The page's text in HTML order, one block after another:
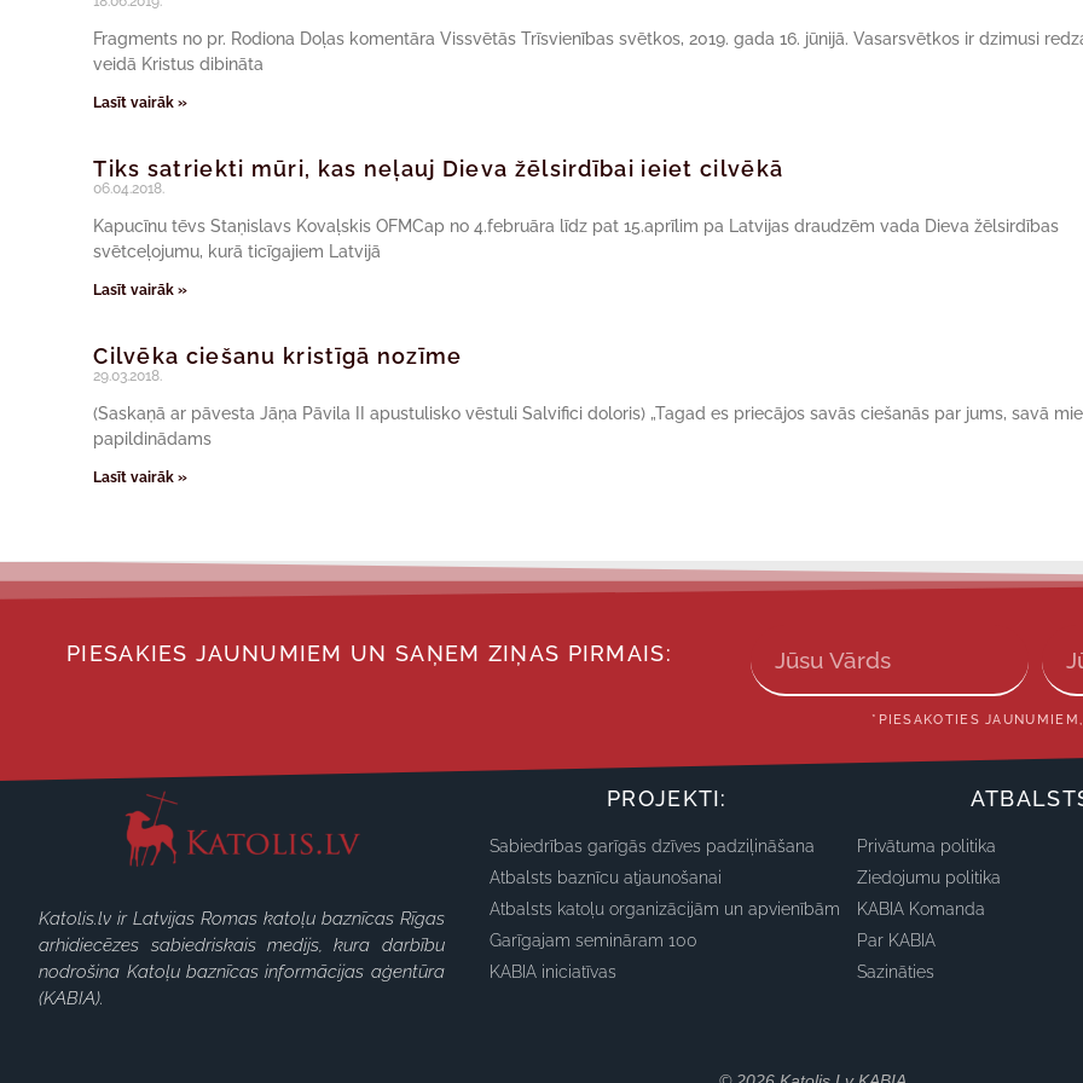
Fragments no pr. Rodiona Doļas komentāra Vissvētās Trīsvienības svētkos, 2019. gada 16. jūnijā. Vasarsvētkos ir dzimusi
veidā Kristus dibināta
Lasīt vairāk »
Tiks satriekti mūri, kas neļauj Dieva žēlsirdībai ieiet cilvēkā
06.04.2018.
Kapucīnu tēvs Staņislavs Kovaļskis OFMCap no 4.februāra līdz pat 15.aprīlim pa Latvijas draudzēm vada Dieva žēlsirdības
svētceļojumu, kurā ticīgajiem Latvijā
Lasīt vairāk »
Cilvēka ciešanu kristīgā nozīme
29.03.2018.
(Saskaņā ar pāvesta Jāņa Pāvila II apustulisko vēstuli Salvifici doloris) „Tagad es priecājos savās ciešanās par jums, savā
papildinādams
Lasīt vairāk »
PIESAKIES JAUNUMIEM UN SAŅEM ZIŅAS PIRMAIS:
*PIESAKOTIES
Katolis.lv ir Latvijas Romas katoļu baznīcas Rīgas
arhidiecēzes sabiedriskais medijs, kura darbību
nodrošina Katoļu baznīcas informācijas aģentūra
(KABIA).
PROJEKTI:
Sabiedrības garīgās dzīves padziļināšana
Atbalsts baznīcu atjaunošanai
Atbalsts katoļu organizācijām un apvienībām
Garīgajam semināram 100
KABIA iniciatīvas
Privātuma politika
Ziedojumu politika
KABIA Komanda
Par KABIA
Sazināties